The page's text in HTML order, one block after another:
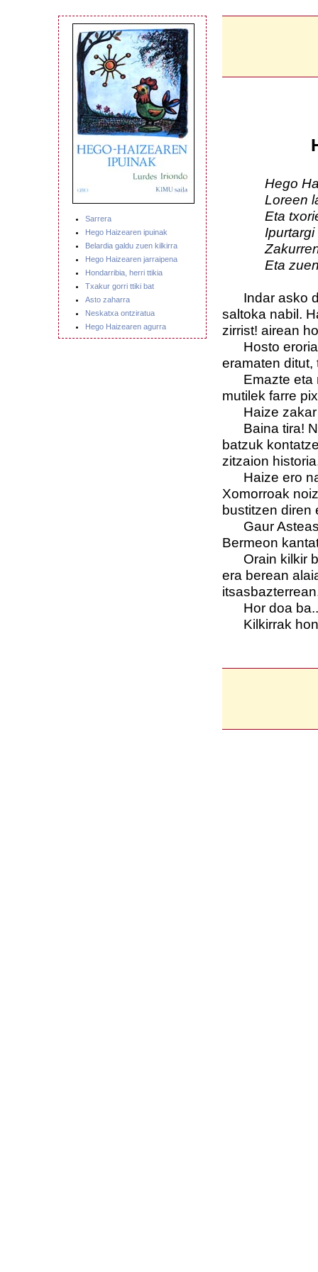
Sarrera
Hego Haizearen ipuinak
Belardia galdu zuen kilkirra
Hego Haizearen jarraipena
Hondarribia, herri ttikia
Txakur gorri ttiki bat
Asto zaharra
Neskatxa ontziratua
Hego Haizearen agurra
Hego
Loreen
Eta
Ipurtargi
Zakurren
Eta zuen,
Indar asko
saltoka nabil.
zirrist! airean
Hosto
eramaten
Emazte eta
mutilek farre
Haize zakar
Baina tira! Ni
batzuk
zitzaion
Haize ero
Xomorroak
bustitzen diren
Gaur
Bermeon
Orain kilkir
era berean
Hor doa
Kilkirrak